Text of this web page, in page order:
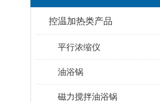
控温加热类产品
平行浓缩仪
油浴锅
磁力搅拌油浴锅